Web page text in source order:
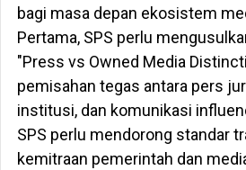
bagi masa depan ekosistem
Pertama, SPS perlu
"Press vs Owned Media
pemisahan tegas antara pers
institusi, dan komunikasi
SPS perlu mendorong standar
kemitraan pemerintah dan